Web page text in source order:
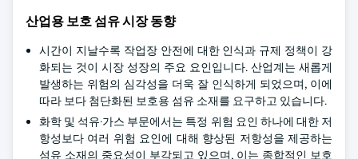
산업용 보호 섬유 시장 동향
시간이 지날수록 작업장 안전에 대한 인식과 규제 정책이 강
화되는 것이 시장 성장의 주요 요인입니다. 산업계는 새롭게
발생하는 위험의 심각성을 더욱 잘 인식하게 되었으며, 이에
따라 보다 첨단화된 보호용 섬유 소재를 요구하고 있습니다.
화학 및 석유·가스 부문에서는 특정 위험 요인 하나에 대한 저
항성보다 여러 위험 요인에 대해 향상된 저항성을 제공하는
섬유 소재의 중요성이 부각되고 있으며, 이는 종합적인 보호